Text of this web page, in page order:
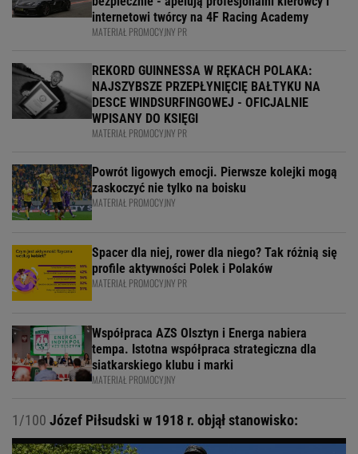
internetowi twórcy na 4F Racing Academy
MATERIAŁ PROMOCYJNY PR
REKORD GUINNESSA W RĘKACH POLAKA:
NAJSZYBSZE PRZEPŁYNIĘCIĘ BAŁTYKU NA
DESCE WINDSURFINGOWEJ - OFICJALNIE
WPISANY DO KSIĘGI
MATERIAŁ PROMOCYJNY PR
Powrót ligowych emocji. Pierwsze kolejki mogą
zaskoczyć nie tylko na boisku
MATERIAŁ PROMOCYJNY
Spacer dla niej, rower dla niego? Tak różnią się
profile aktywności Polek i Polaków
MATERIAŁ PROMOCYJNY PR
Współpraca AZS Olsztyn i Energa nabiera
tempa. Istotna współpraca strategiczna dla
siatkarskiego klubu i marki
MATERIAŁ PROMOCYJNY
1/100 Józef Piłsudski w 1918 r. objął stanowisko: